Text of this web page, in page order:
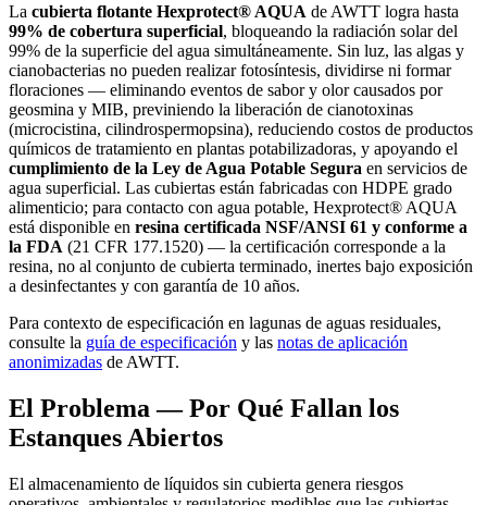
La cubierta flotante Hexprotect® AQUA de AWTT logra hasta
99% de cobertura superficial, bloqueando la radiación solar del
99% de la superficie del agua simultáneamente. Sin luz, las algas y
cianobacterias no pueden realizar fotosíntesis, dividirse ni formar
floraciones — eliminando eventos de sabor y olor causados por
geosmina y MIB, previniendo la liberación de cianotoxinas
(microcistina, cilindrospermopsina), reduciendo costos de productos
químicos de tratamiento en plantas potabilizadoras, y apoyando el
cumplimiento de la Ley de Agua Potable Segura en servicios de
agua superficial. Las cubiertas están fabricadas con HDPE grado
alimenticio; para contacto con agua potable, Hexprotect® AQUA
está disponible en resina certificada NSF/ANSI 61 y conforme a
la FDA (21 CFR 177.1520) — la certificación corresponde a la
resina, no al conjunto de cubierta terminado, inertes bajo exposición
a desinfectantes y con garantía de 10 años.
Para contexto de especificación en lagunas de aguas residuales,
consulte la guía de especificación y las notas de aplicación
anonimizadas de AWTT.
El Problema — Por Qué Fallan los
Estanques Abiertos
El almacenamiento de líquidos sin cubierta genera riesgos